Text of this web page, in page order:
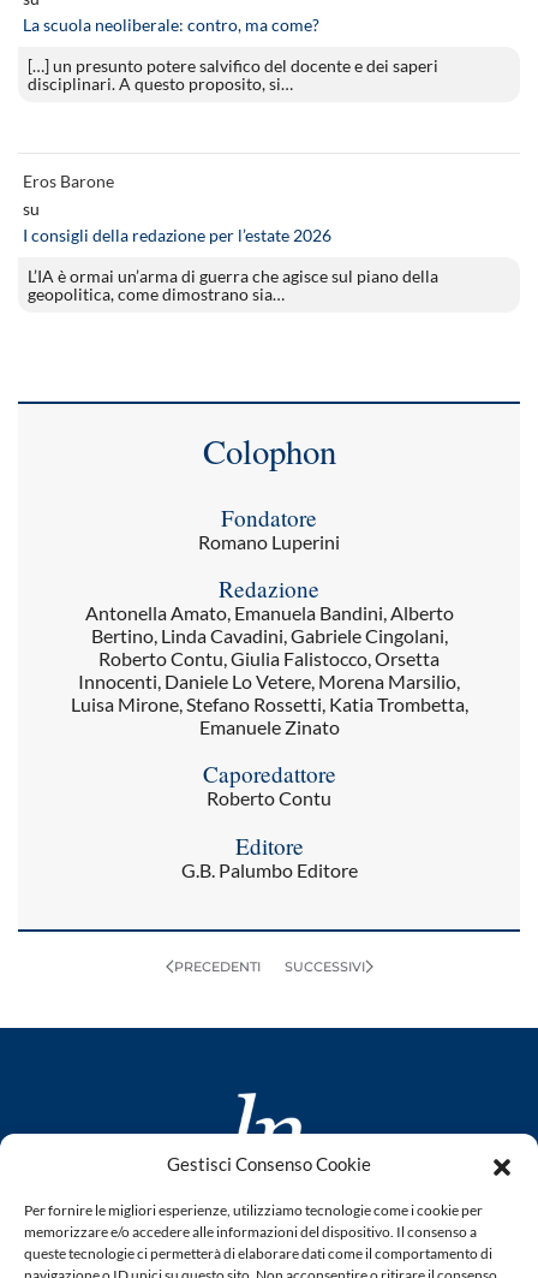
Gestisci Consenso Cookie
Per fornire le migliori esperienze, utilizziamo tecnologie come i cookie per
memorizzare e/o accedere alle informazioni del dispositivo. Il consenso a
queste tecnologie ci permetterà di elaborare dati come il comportamento di
La scuola neoliberale: contro, ma come?
[…] un presunto potere salvifico del docente e dei saperi
disciplinari. A questo proposito, si…
Eros Barone
su
I consigli della redazione per l’estate 2026
L’IA è ormai un’arma di guerra che agisce sul piano della
geopolitica, come dimostrano sia…
Colophon
Fondatore
Romano Luperini
Redazione
Antonella Amato, Emanuela Bandini, Alberto
Bertino, Linda Cavadini, Gabriele Cingolani,
Roberto Contu, Giulia Falistocco, Orsetta
Innocenti, Daniele Lo Vetere, Morena Marsilio,
Luisa Mirone, Stefano Rossetti, Katia Trombetta,
Emanuele Zinato
Caporedattore
Roberto Contu
Editore
G.B. Palumbo Editore
PRECEDENTI SUCCESSIVI
www.laletteraturaenoi.it
fondato da Romano Luperini